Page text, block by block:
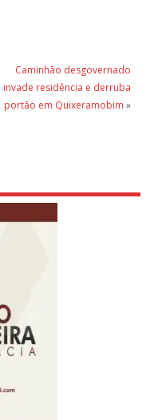
Caminhão desgovernado
invade residência e derruba
portão em Quixeramobim »